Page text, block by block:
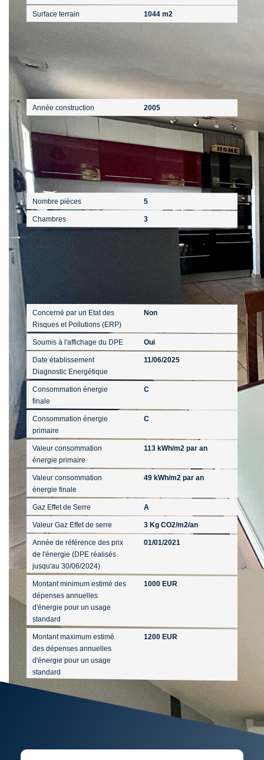
Surface terrain 1044 m2
Extérieur
Année construction 2005
Intérieur
Nombre pièces 5
Chambres 3
Diagnostics
Concerné par un Etat des
Risques et Pollutions (ERP)
Non
Soumis à l'affichage du DPE Oui
Date établissement
Diagnostic Energétique
11/06/2025
Consommation énergie
finale
C
Consommation énergie
primaire
C
Valeur consommation
énergie primaire
113 kWh/m2 par an
Valeur consommation
énergie finale
49 kWh/m2 par an
Gaz Effet de Serre A
Valeur Gaz Effet de serre 3 Kg CO2/m2/an
Année de référence des prix
de l'énergie (DPE réalisés
jusqu'au 30/06/2024)
01/01/2021
Montant minimum estimé des
dépenses annuelles
d'énergie pour un usage
standard
1000 EUR
Montant maximum estimé
des dépenses annuelles
d'énergie pour un usage
standard
1200 EUR